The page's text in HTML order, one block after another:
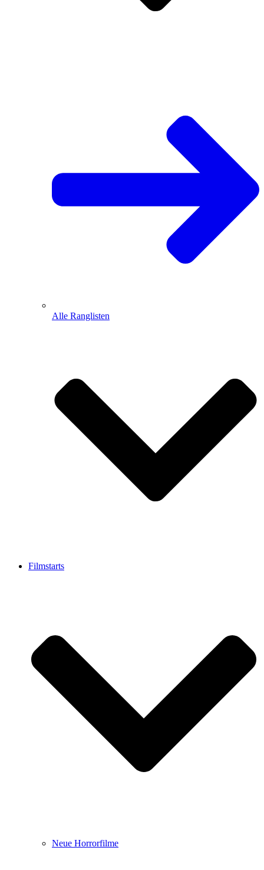
Alle Ranglisten
Filmstarts
Neue Horrorfilme